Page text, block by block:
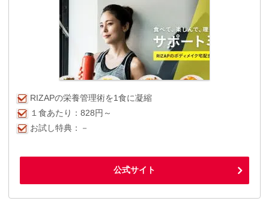
RIZAPの栄養管理術を1食に凝縮
１食あたり：828円～
お試し特典：－
公式サイト